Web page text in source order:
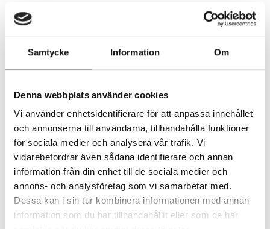
Samtycke Information Om
Denna webbplats använder cookies
Vi använder enhetsidentifierare för att anpassa innehållet
och annonserna till användarna, tillhandahålla funktioner
för sociala medier och analysera vår trafik. Vi
vidarebefordrar även sådana identifierare och annan
information från din enhet till de sociala medier och
annons- och analysföretag som vi samarbetar med.
Dessa kan i sin tur kombinera informationen med annan
information som du har tillhandahållit eller som de har
gruppmedlemmarna rollen som värd eller guide och sätter
sig i samma situation som publiken bjudits in i. Genom
detta blir gränssnittets dialogmässiga funktion mer
För Nyxxx-medlemmen Gabriel Widing är det en
existentiell fråga att synas eller närvara någonstans, vilket
är som känsligast när det kommer till människors röster
eller ansikten, menar han. Med dockornas icke-mänskliga
kropp, handens beröring eller hörlurarnas sekundära rum
underlättas dock denna närvaro, vilket Widing jämför med
bildkonstens mer öppna landskap av installationer utan
någon uppenbar riktning eller ordning mellan verken. Han
beskriver det som att bildkonsten vill föreslå en öppen